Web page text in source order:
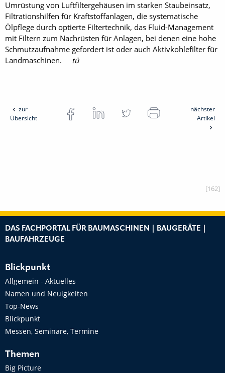
Umrüstung von Luftfilterge­häusen im starken Staubeinsatz,
Filtrationshilfen für Kraftstoffanlagen, die systematische
Ölpflege durch optierte Filtertechnik, das Fluid-Management
mit Filtern zum Nachrüsten für Anlagen, bei denen eine hohe
Schmutzaufnahme gefordert ist oder auch Aktivkohlefilter für
Landmaschinen.
tü
zur
Übersicht
nächster
Artikel
[162]
DAS FACHPORTAL FÜR BAUMASCHINEN | BAUGERÄTE |
BAUFAHRZEUGE
Blickpunkt
Allgemein - Aktuelles
Namen und Neuigkeiten
Top-News
Blickpunkt
Messen, Seminare, Termine
Themen
Big Picture